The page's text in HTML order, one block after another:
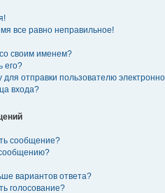
все равно неправильное!
со своим именем?
его?
отправки пользователю
входа?
сообщение?
сообщению?
вариантов ответа?
голосование?